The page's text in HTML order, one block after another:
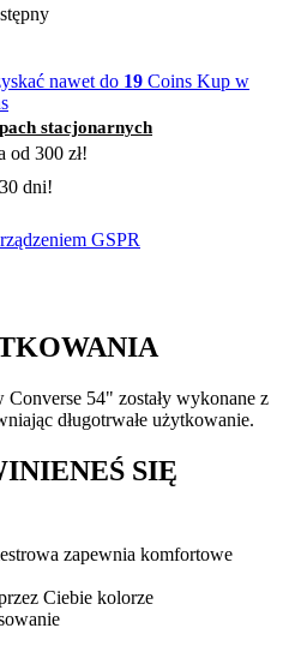
nawet do 19 Coins Kup w
stacjonarnych
od 300 zł!
dni!
GSPR
54" zostały wykonane z
długotrwałe użytkowanie.
SIĘ
zapewnia komfortowe
Ciebie kolorze